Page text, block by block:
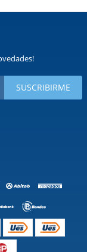
SUSCRIBIRME